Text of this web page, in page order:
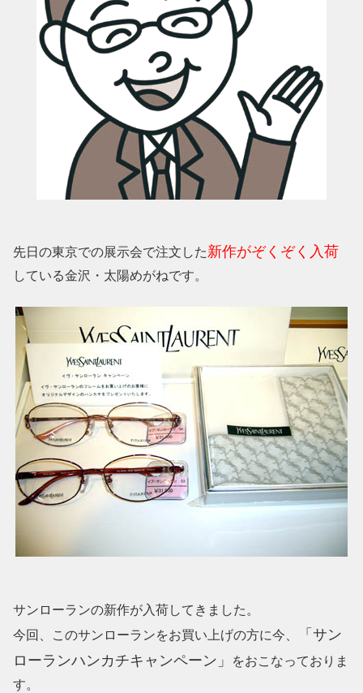
先日の東京での展示会で注文した新作がぞくぞく入荷
している金沢・太陽めがねです。
サンローランの新作が入荷してきました。
今回、このサンローランをお買い上げの方に今、
「サン
ローランハンカチキャンペーン」
をおこなっておりま
す。